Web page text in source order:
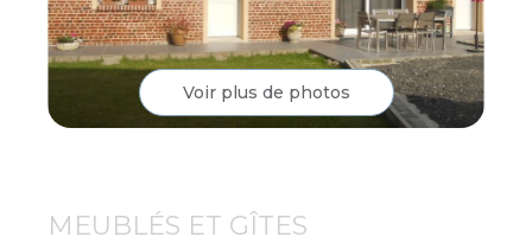
Voir plus de photos
MEUBLÉS ET GÎTES